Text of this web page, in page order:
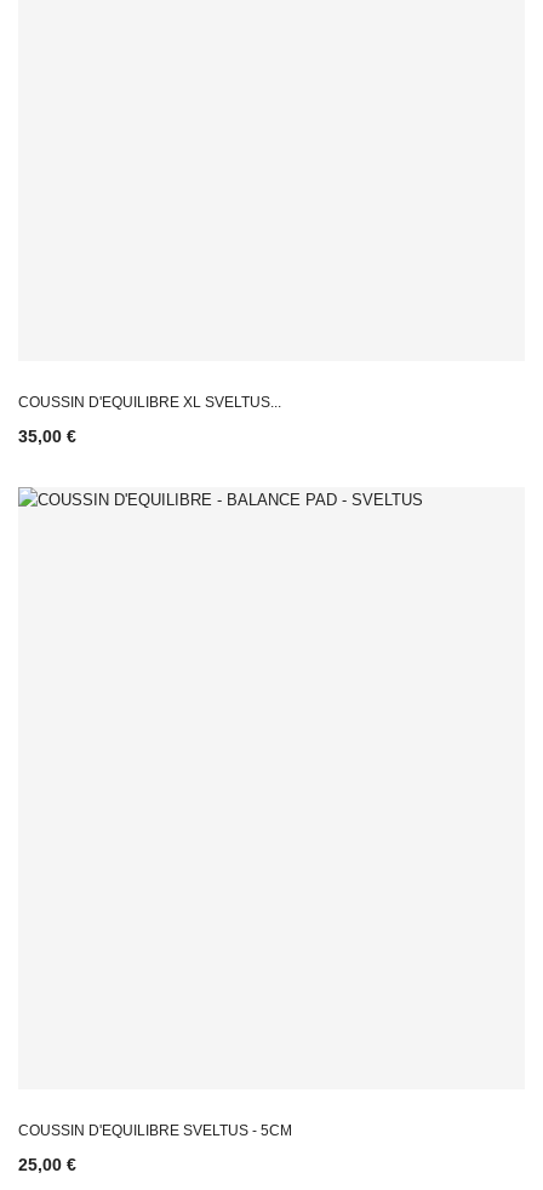
COUSSIN D'EQUILIBRE XL SVELTUS...
35,00 €
COUSSIN D'EQUILIBRE SVELTUS - 5CM
25,00 €